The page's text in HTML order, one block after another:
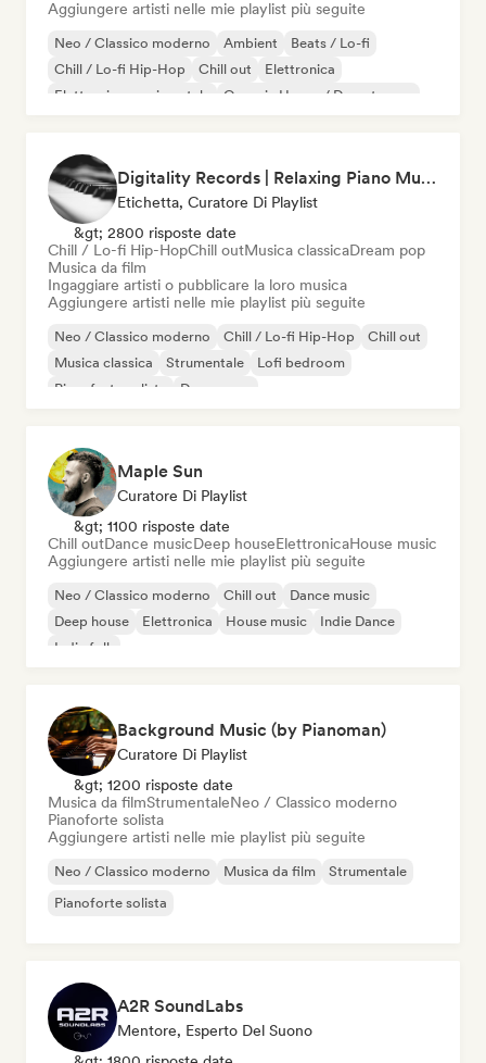
Aggiungere artisti nelle mie playlist più seguite
Neo / Classico moderno Ambient
Beats / Lo-fi
Chill / Lo-fi Hip-Hop
Chill out
Elettronica
Elettronica sperimentale
Organic House / Downtempo
Digitality Records | Relaxing Piano Music
Etichetta, Curatore Di Playlist
&gt; 2800 risposte date
Chill / Lo-fi Hip-HopChill outMusica classicaDream pop
Musica da film
Ingaggiare artisti o pubblicare la loro musica
Aggiungere artisti nelle mie playlist più seguite
Neo / Classico moderno Chill / Lo-fi Hip-Hop
Chill out
Musica classica
Strumentale
Lofi bedroom
Pianoforte solista
Dream pop
Maple Sun
Curatore Di Playlist
&gt; 1100 risposte date
Chill outDance musicDeep houseElettronicaHouse music
Aggiungere artisti nelle mie playlist più seguite
Neo / Classico moderno Chill out
Dance music
Deep house
Elettronica House music
Indie Dance
Indie folk
Background Music (by Pianoman)
Curatore Di Playlist
&gt; 1200 risposte date
Musica da filmStrumentaleNeo / Classico moderno
Pianoforte solista
Aggiungere artisti nelle mie playlist più seguite
Neo / Classico moderno Musica da film
Strumentale
Pianoforte solista
A2R SoundLabs
Mentore, Esperto Del Suono